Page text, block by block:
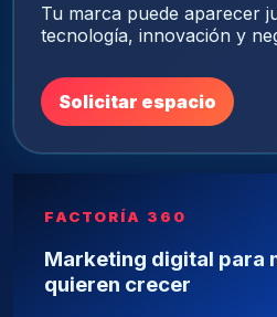
Tu marca puede aparecer
tecnología, innovación y
Solicitar espacio
FACTORÍA 360
Marketing digital para
quieren crecer